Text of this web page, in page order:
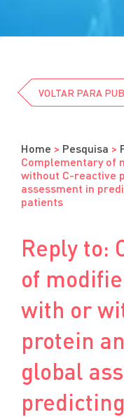
VOLTAR PARA
Home > Pesquisa >
Complementary of
without C-reactive
assessment in
patients
Reply to:
of
with or
protein
global